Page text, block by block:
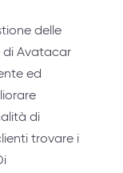
delle
di Avatacar
ed
di
trovare i